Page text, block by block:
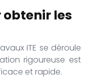
obtenir les
ITE se déroule
rigoureuse est
et rapide.